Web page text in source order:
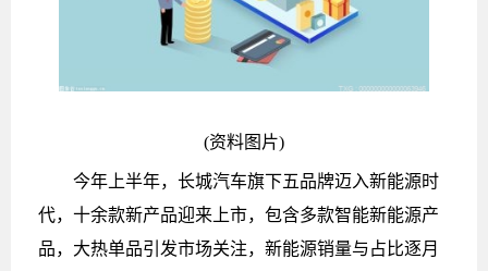
(资料图片)
今年上半年，长城汽车旗下五品牌迈入新能源时
代，十余款新产品迎来上市，包含多款智能新能源产
品，大热单品引发市场关注，新能源销量与占比逐月